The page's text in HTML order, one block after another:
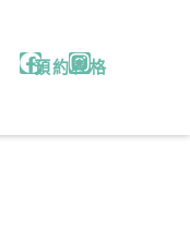
預約表格